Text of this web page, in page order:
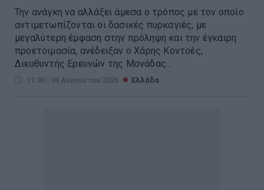
Την ανάγκη να αλλάξει άμεσα ο τρόπος με τον οποίο
αντιμετωπίζονται οι δασικές πυρκαγιές, με
μεγαλύτερη έμφαση στην πρόληψη και την έγκαιρη
προετοιμασία, ανέδειξαν ο Χάρης Κοντοές,
Διευθυντής Ερευνών της Μονάδας...
11:30 | 08 Αυγούστου 2026 Ελλάδα